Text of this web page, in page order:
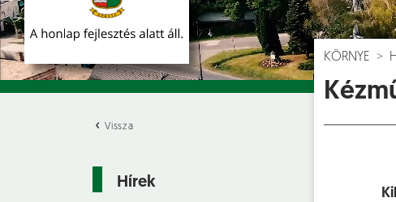
Vissza
Hírek
KÖRNYE